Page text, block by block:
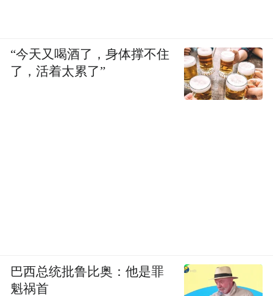
“今天又喝酒了，身体撑不住
了，活着太累了”
巴西总统批鲁比奥：他是罪
魁祸首